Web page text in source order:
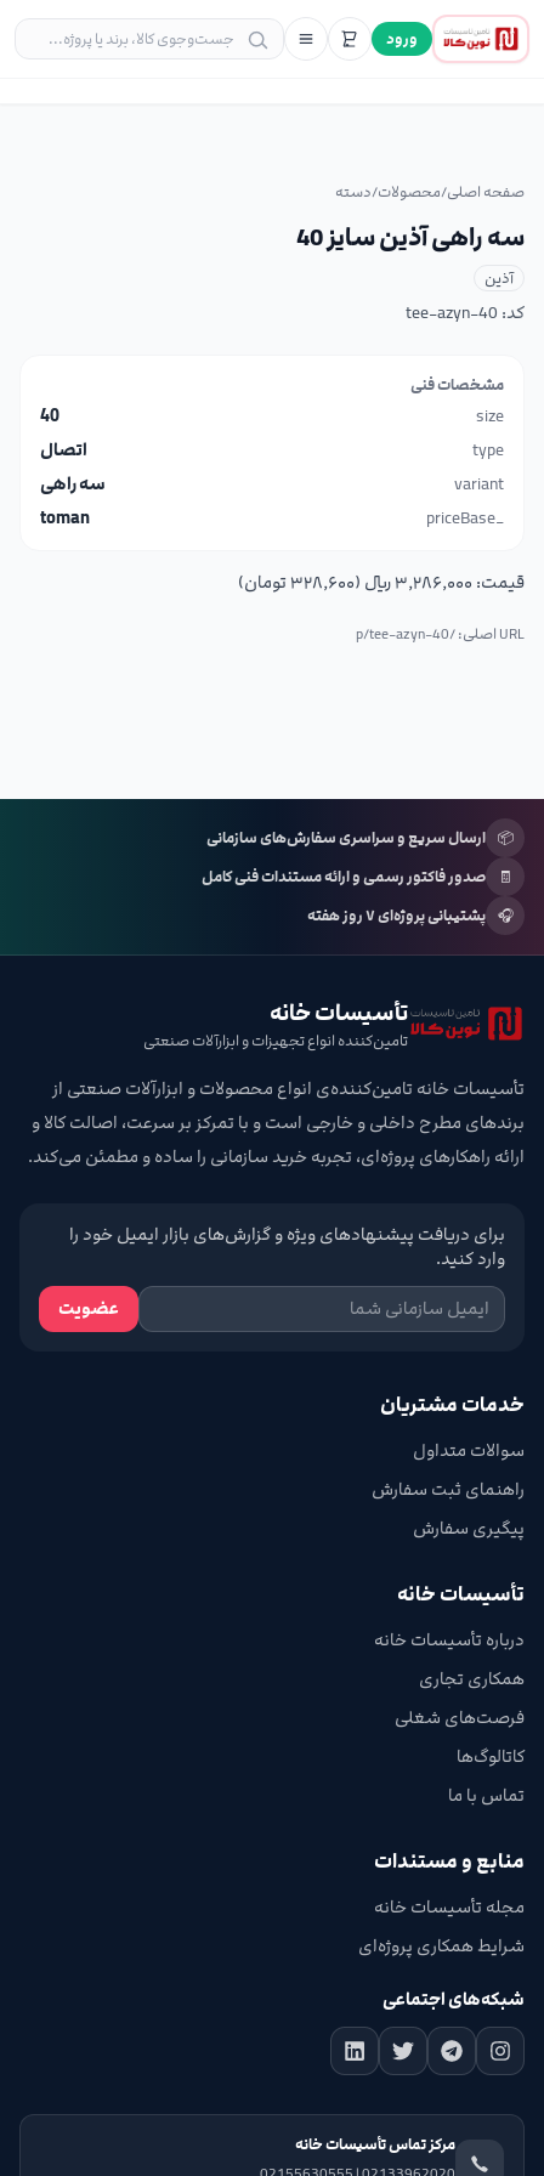
ورود
صفحه اصلی/محصولات/دسته
سه راهی آذین سایز 40
آذین
کد: tee-azyn-40
مشخصات فنی
size
40
type
اتصال
variant
سه راهی
_priceBase
toman
قیمت: ۳٬۲۸۶٬۰۰۰ ریال (۳۲۸٬۶۰۰ تومان)
URL اصلی: /p/ tee-azyn-40
📦 ارسال سریع و سراسری سفارش‌های سازمانی
🧾
صدور فاکتور رسمی و ارائه مستندات فنی کامل
🎧 پشتیبانی پروژه‌ای ۷ روز هفته
تأسیسات خانه
تامین‌کننده انواع تجهیزات و ابزارآلات صنعتی
تأسیسات خانه تامین‌کننده‌ی انواع محصولات و ابزارآلات صنعتی از
برندهای مطرح داخلی و خارجی است و با تمرکز بر سرعت، اصالت کالا و
ارائه راهکارهای پروژه‌ای، تجربه خرید سازمانی را ساده و مطمئن می‌کند.
برای دریافت پیشنهادهای ویژه و گزارش‌های بازار ایمیل خود را
وارد کنید.
عضویت
خدمات مشتریان
سوالات متداول
راهنمای ثبت سفارش
پیگیری سفارش
تأسیسات خانه
درباره تأسیسات خانه
همکاری تجاری
فرصت‌های شغلی
کاتالوگ‌ها
تماس با ما
منابع و مستندات
مجله تأسیسات خانه
شرایط همکاری پروژه‌ای
شبکه‌های اجتماعی
مرکز تماس تأسیسات خانه